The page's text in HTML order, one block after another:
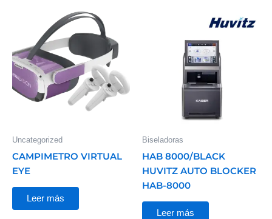
Uncategorized
CAMPIMETRO VIRTUAL
EYE
Leer más
Biseladoras
HAB 8000/BLACK
HUVITZ AUTO BLOCKER
HAB-8000
Leer más